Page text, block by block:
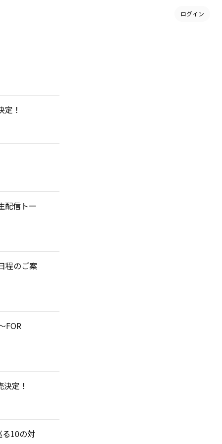
ログイン
！
配信トー
程のご案
FOR
定！
る10の対